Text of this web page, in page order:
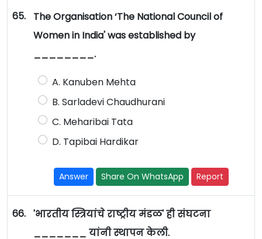
65.
The Organisation ‘The National Council of
Women in India' was established by
________.
A. Kanuben Mehta
B. Sarladevi Chaudhurani
C. Meharibai Tata
D. Tapibai Hardikar
Answer Share On WhatsApp Report
66. 'भारतीय स्त्रियांचे राष्ट्रीय मंडळ' ही संघटना
_______ यांनी स्थापन केली.